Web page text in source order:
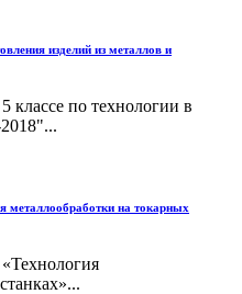
изделий из металлов и
классе по технологии в
металлообработки на токарных